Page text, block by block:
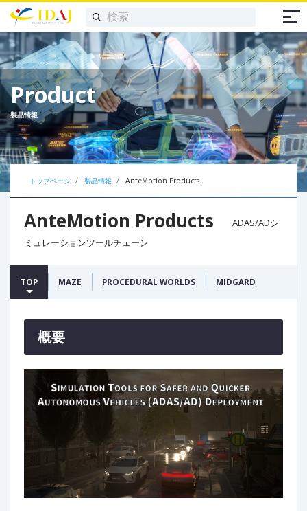
Product
製品情報
トップページ 製品情報 AnteMotion Products
AnteMotion Products
ADAS/ADシ
ミュレーションツールチェーン
TOP MAZE PROCEDURAL WORLDS MIDGARD
概要